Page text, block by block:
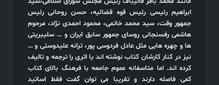
ابراهیم رئیسی رئیس قوه قضائیه، حسن روحانی رئیس
جمهور وقت، سید محمد خاتمی، محمود احمدی نژاد، مرحوم
هاشمی رفسنجانی روسای جمهور سابق ایران و … سلیبریتی
ها و چهره هایی مثل عادل فردوسی پور، ترانه علیدوستی و …
نیز در کنار کارشان کتاب نوشته اند یا اثری را ترجمه و تالیف
کرده اند. اما متاسفانه عموم جامعه با فرهنگ بالای کتاب
کمی فاصله دارند و تقریبا می توان گفت فقط اساتید